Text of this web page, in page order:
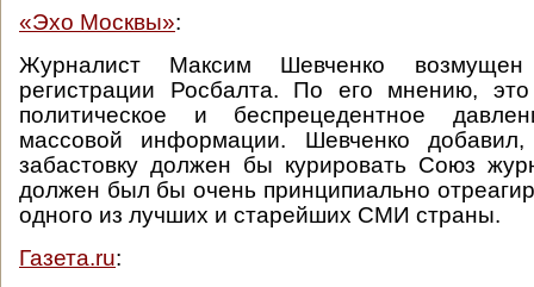
«Эхо Москвы»:
Журналист Максим Шевченко возмущен
регистрации Росбалта. По его мнению,
политическое и беспрецедентное
массовой информации. Шевченко
забастовку должен бы курировать Союз
должен был бы очень принципиально
одного из лучших и старейших СМИ страны.
Газета.ru: